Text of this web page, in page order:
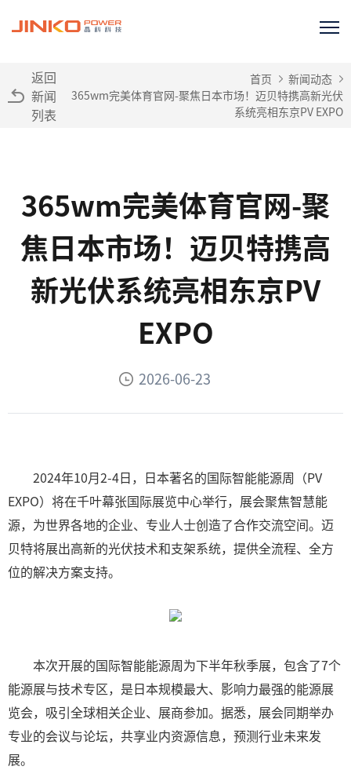
返回
新闻
列表
首页
新闻动态
365wm完美体育官网-聚焦日本市场！迈贝特携高新光伏
系统亮相东京PV EXPO
365wm完美体育官网-聚
焦日本市场！迈贝特携高
新光伏系统亮相东京PV
EXPO
2026-06-23
2024年10月2-4日，日本著名的国际智能能源周（PV
EXPO）将在千叶幕张国际展览中心举行，展会聚焦智慧能
源，为世界各地的企业、专业人士创造了合作交流空间。迈
贝特将展出高新的光伏技术和支架系统，提供全流程、全方
位的解决方案支持。
本次开展的国际智能能源周为下半年秋季展，包含了7个
能源展与技术专区，是日本规模最大、影响力最强的能源展
览会，吸引全球相关企业、展商参加。据悉，展会同期举办
专业的会议与论坛，共享业内资源信息，预测行业未来发
展。